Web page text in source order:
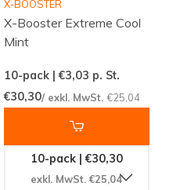
X-BOOSTER
X-Booster Extreme Cool
Mint
10-pack | €3,03 p. St.
€30,30/ exkl. MwSt. €25,04
10-pack | €30,30
exkl. MwSt. €25,04